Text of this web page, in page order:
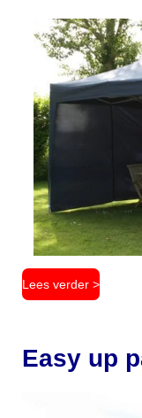
Lees verder >
Easy up